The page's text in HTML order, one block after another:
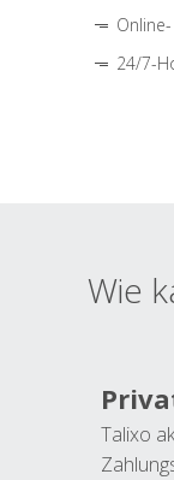
24/7-
Wie
Talixo